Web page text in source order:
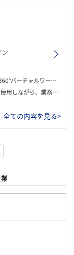
ン
ルワークフロー体験」
ソフトを使い、ＰＣ内の3Ｄ空間を見ながら説明を受けた。
全ての内容を見る>